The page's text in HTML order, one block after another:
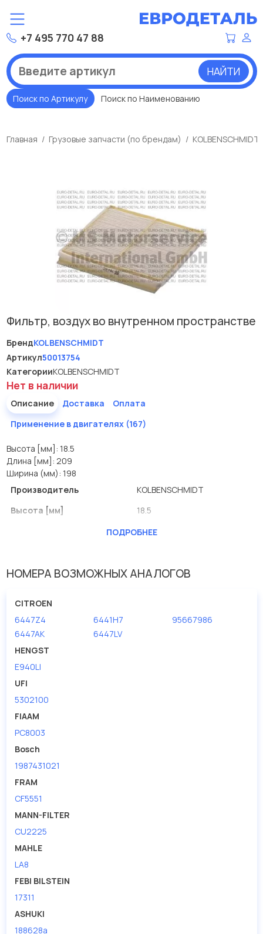
+7 495 770 47 88
НАЙТИ
Поиск по Артикулу Поиск по Наименованию
Главная Грузовые запчасти (по брендам) KOLBENSCHMIDT
Фильтр, воздух во внутренном пространстве
БрендKOLBENSCHMIDT
Артикул50013754
КатегорииKOLBENSCHMIDT
Нет в наличии
Описание Доставка
Оплата
Применение в двигателях (167)
Высота [мм]: 18.5
Длина [мм]: 209
Ширина (мм): 198
Производитель
KOLBENSCHMIDT
Высота [мм]
18.5
209
ПОДРОБНЕЕ
НОМЕРА ВОЗМОЖНЫХ АНАЛОГОВ
CITROEN
6447Z4
6441H7
95667986
6447AK
6447LV
HENGST
E940LI
UFI
5302100
FIAAM
PC8003
Bosch
1987431021
FRAM
CF5551
MANN-FILTER
CU2225
MAHLE
LA8
FEBI BILSTEIN
17311
ASHUKI
188628a